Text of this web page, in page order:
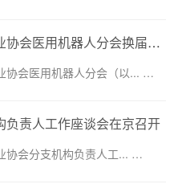
【分支机构】中国医疗器械行业协会医用机器人分会换届会议暨医用机器人创新大会顺利召开
协会医用机器人分会（以... …
负责人工作座谈会在京召开
协会分支机构负责人工... …